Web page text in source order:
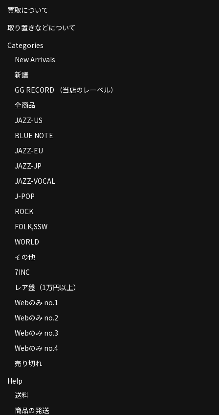
お支払い方法
返品
コンディション
特定商取引法に基づく表示
Contact
買取について
取り置きなどについて
Categories
New Arrivals
新譜
GG RECORD （当店のレーベル）
全商品
JAZZ-US
BLUE NOTE
JAZZ-EU
JAZZ-JP
JAZZ-VOCAL
J-POP
ROCK
FOLK,SSW
WORLD
その他
7INC
レア盤（1万円以上）
Webのみ no.1
Webのみ no.2
Webのみ no.3
Webのみ no.4
売り切れ
Help
送料
商品の発送